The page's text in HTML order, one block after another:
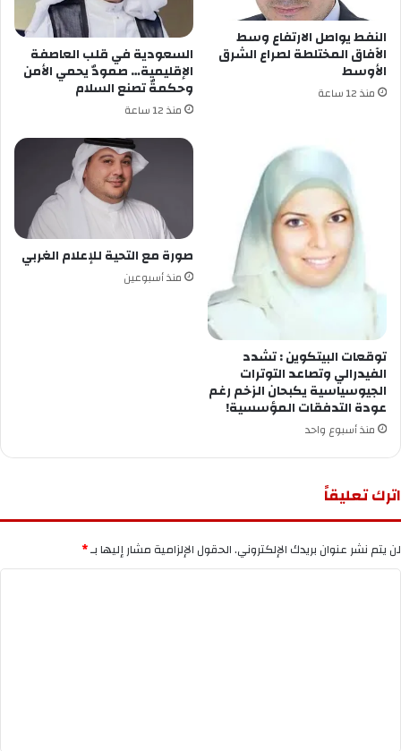
النفط يواصل الارتفاع وسط
الآفاق المختلطة لصراع الشرق
الأوسط
منذ 12 ساعة
السعودية في قلب العاصفة
الإقليمية… صمودٌ يحمي الأمن
وحكمةٌ تصنع السلام
منذ 12 ساعة
توقعات البيتكوين : تشدد
الفيدرالي وتصاعد التوترات
الجيوسياسية يكبحان الزخم رغم
عودة التدفقات المؤسسية!
منذ أسبوع واحد
صورة مع التحية للإعلام الغربي
منذ أسبوعين
اترك تعليقاً
لن يتم نشر عنوان بريدك الإلكتروني.الحقول الإلزامية مشار إليها بـ*